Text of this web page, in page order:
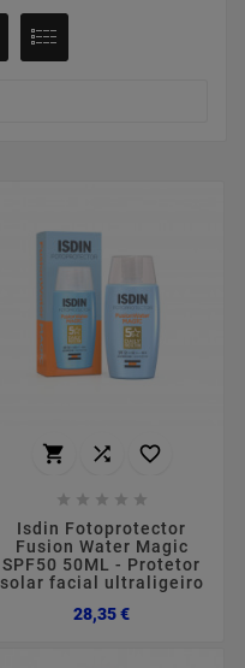
  
    
Isdin Fotoprotector
Fusion Water Magic
SPF50 50ML - Protetor
solar facial ultraligeiro
28,35 €Preço